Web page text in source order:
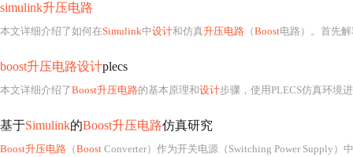
simulink升压电路
本文详细介绍了如何在Simulink中设计和仿真升压电路 （Boost电路）。首先
boost升压电路设计plecs
本文详细介绍了Boost升压电路的基本原理和设计步骤，使用PLECS仿真环境进
基于Simulink的Boost升压电路仿真研究
Boost升压电路 （Boost Converter）作为开关电源（Switching Power Supply）中最基础且应用最广泛的DC-DC变换器拓扑之一，其核心价值在于以高效率、小体积和可控性实现直流电压的单向升压变换。在现代电力电子系统中，无论是便携式设备的锂电池供电管理（如将